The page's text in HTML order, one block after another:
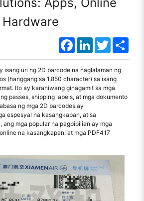
Hardware
FacebookLinkedInTwitter
isang uri ng 2D barcode na naglalaman ng
(hanggang sa 1,850 character) sa isang
Ito ay karaniwang ginagamit sa mga
passes, shipping labels, at mga dokumento
ng mga 2D barcodes ay
espesyal na kasangkapan, at sa
ang mga popular na pagpipilian ay mga
na kasangkapan, at mga PDF417